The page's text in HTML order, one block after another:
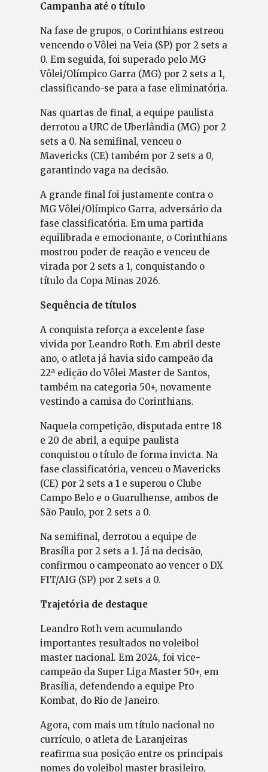
Campanha até o título
Na fase de grupos, o Corinthians estreou
vencendo o Vôlei na Veia (SP) por 2 sets a
0. Em seguida, foi superado pelo MG
Vôlei/Olímpico Garra (MG) por 2 sets a 1,
classificando-se para a fase eliminatória.
Nas quartas de final, a equipe paulista
derrotou a URC de Uberlândia (MG) por 2
sets a 0. Na semifinal, venceu o
Mavericks (CE) também por 2 sets a 0,
garantindo vaga na decisão.
A grande final foi justamente contra o
MG Vôlei/Olímpico Garra, adversário da
fase classificatória. Em uma partida
equilibrada e emocionante, o Corinthians
mostrou poder de reação e venceu de
virada por 2 sets a 1, conquistando o
título da Copa Minas 2026.
Sequência de títulos
A conquista reforça a excelente fase
vivida por Leandro Roth. Em abril deste
ano, o atleta já havia sido campeão da
22ª edição do Vôlei Master de Santos,
também na categoria 50+, novamente
vestindo a camisa do Corinthians.
Naquela competição, disputada entre 18
e 20 de abril, a equipe paulista
conquistou o título de forma invicta. Na
fase classificatória, venceu o Mavericks
(CE) por 2 sets a 1 e superou o Clube
Campo Belo e o Guarulhense, ambos de
São Paulo, por 2 sets a 0.
Na semifinal, derrotou a equipe de
Brasília por 2 sets a 1. Já na decisão,
confirmou o campeonato ao vencer o DX
FIT/AIG (SP) por 2 sets a 0.
Trajetória de destaque
Leandro Roth vem acumulando
importantes resultados no voleibol
master nacional. Em 2024, foi vice-
campeão da Super Liga Master 50+, em
Brasília, defendendo a equipe Pro
Kombat, do Rio de Janeiro.
Agora, com mais um título nacional no
currículo, o atleta de Laranjeiras
reafirma sua posição entre os principais
nomes do voleibol master brasileiro,